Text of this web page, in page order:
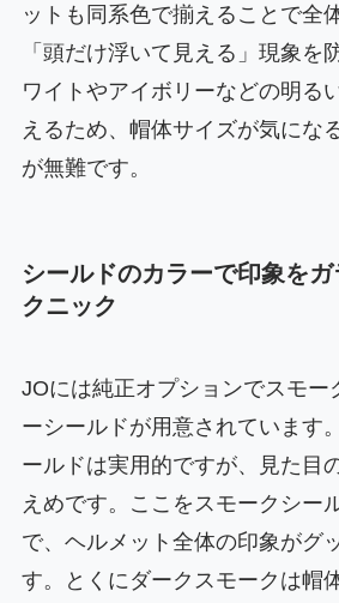
ットも同系色で揃えることで全
「頭だけ浮いて見える」現象を
ワイトやアイボリーなどの明る
えるため、帽体サイズが気にな
が無難です。
シールドのカラーで印象を
クニック
JOには純正オプションでスモー
ーシールドが用意されています
ールドは実用的ですが、見た目
えめです。ここをスモークシー
で、ヘルメット全体の印象がグ
す。とくにダークスモークは帽